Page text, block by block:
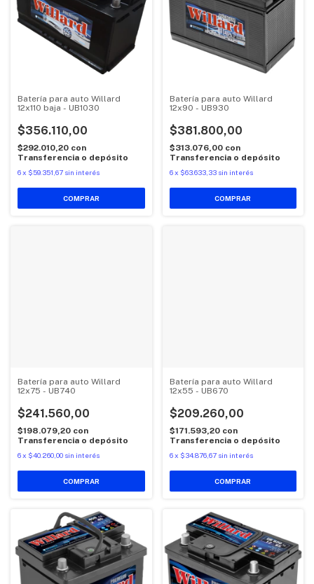
Batería para auto Willard
12x110 baja - UB1030
$356.110,00
$292.010,20 con
Transferencia o depósito
6x $59.351,67 sin interés
Batería para auto Willard
12x90 - UB930
$381.800,00
$313.076,00 con
Transferencia o depósito
6 x $63.633,33 sin interés
Batería para auto Willard
12x75 - UB740
$241.560,00
$198.079,20 con
Transferencia o depósito
6x $40.260,00 sin interés
Batería para auto Willard
12x55 - UB670
$209.260,00
$171.593,20 con
Transferencia o depósito
6 x $34.876,67 sin interés